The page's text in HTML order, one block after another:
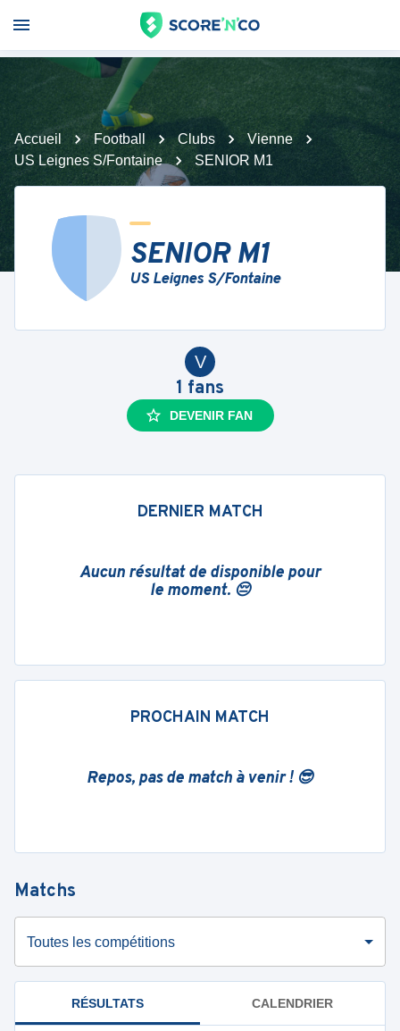
Accueil Football Clubs
Vienne
US Leignes S/Fontaine
SENIOR M1
SENIOR M1
US Leignes S/Fontaine
V
1 fans
DEVENIR FAN
DERNIER MATCH
Aucun résultat de disponible pour
le moment. 😔
PROCHAIN MATCH
Repos, pas de match à venir ! 😎
Matchs
Toutes les compétitions
RÉSULTATS CALENDRIER